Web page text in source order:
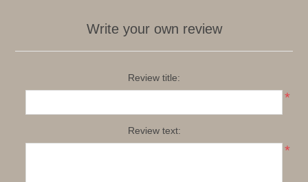
Write your own review
Review title:
*
Review text:
*